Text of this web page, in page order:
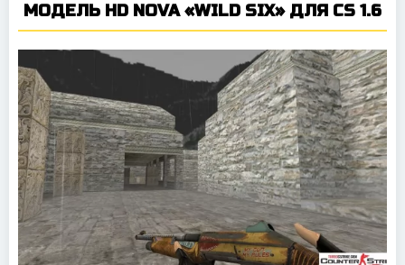
МОДЕЛЬ HD NOVA «WILD SIX» ДЛЯ CS 1.6